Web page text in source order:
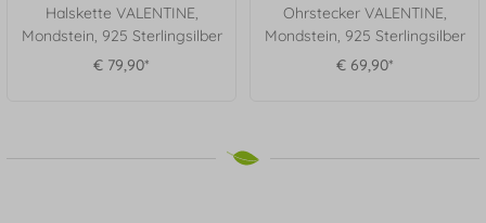
Halskette VALENTINE,
Mondstein, 925 Sterlingsilber
€ 79,90*
Ohrstecker VALENTINE,
Mondstein, 925 Sterlingsilber
€ 69,90*